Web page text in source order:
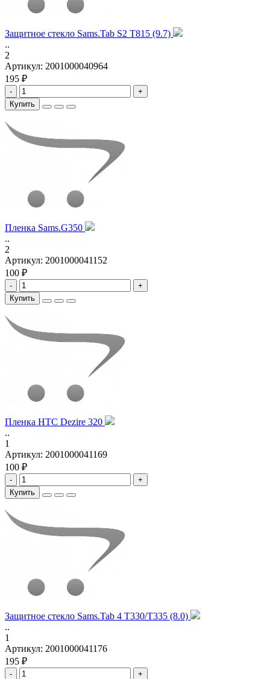
Защитное стекло Sams.Tab S2 T815 (9.7)
..
2
Артикул: 2001000040964
195 ₽
-
+
Купить
Пленка Sams.G350
..
2
Артикул: 2001000041152
100 ₽
-
+
Купить
Пленка HTC Dezire 320
..
1
Артикул: 2001000041169
100 ₽
-
+
Купить
Защитное стекло Sams.Tab 4 T330/T335 (8.0)
..
1
Артикул: 2001000041176
195 ₽
-
+